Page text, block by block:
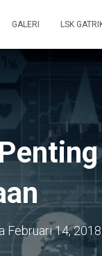
GALERI LSK
Februari 14, 2018